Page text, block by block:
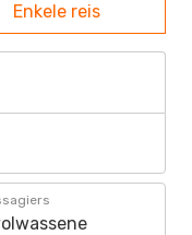
Enkele reis